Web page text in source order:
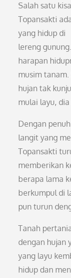
Salah satu
Topansakti
yang hidup di
lereng
harapan
musim
hujan tak
mulai layu,
Dengan
langit yang
Topansakti
memberikan
berapa lama
berkumpul di
pun turun
Tanah
dengan hujan
yang layu
hidup dan